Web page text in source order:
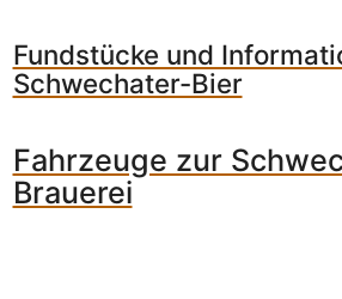
Fundstücke und
Schwechater-Bier
Fahrzeuge zur
Brauerei